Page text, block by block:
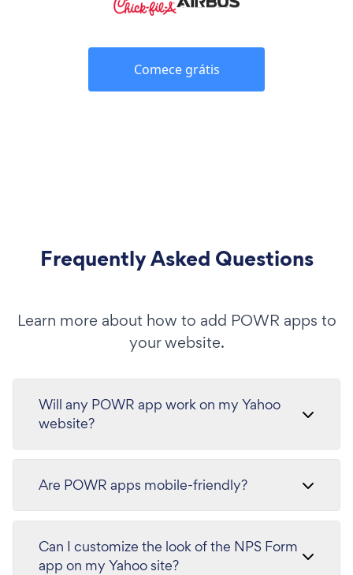
Comece grátis
Frequently Asked Questions
Learn more about how to add POWR apps to
your website.
Will any POWR app work on my Yahoo
website?
Are POWR apps mobile-friendly?
Can I customize the look of the NPS Form
app on my Yahoo site?